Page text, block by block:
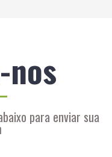
para enviar sua